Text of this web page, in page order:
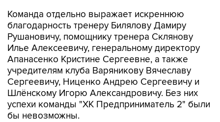
Команда отдельно выражает искреннюю
благодарность тренеру Билялову Дамиру
Рушановичу, помощнику тренера Склянову
Илье Алексеевичу, генеральному директору
Апанасенко Кристине Сергеевне, а также
учредителям клуба Варяникову Вячеславу
Сергеевичу, Ниценко Андрею Сергеевичу и
Шлёнскому Игорю Александровичу. Без них
успехи команды "ХК Предприниматель 2" были
бы невозможны.